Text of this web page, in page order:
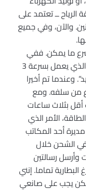
ــ تعتمد على
والآن، وفي جميع
ما يمكن. ففي
عام 2007 قرر جوبز تأجيل إطلاق آي فون الذي يعمل بسرعة 3
وعندما تم أخيرا
من سلفه. ومع
أقل بثلاث ساعات
الأمر الذي
أحد المكاتب
الشحن خلال
وأرسل رسالتين
تماما. إنني
يجب على صانعي